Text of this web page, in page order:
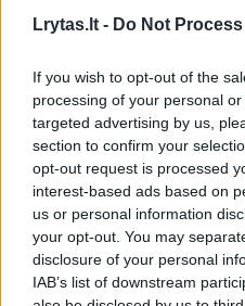
Lrytas.lt - Do Not
If you wish to opt-out of the
processing of your personal
targeted advertising by us,
section to confirm your
opt-out request is processed
interest-based ads based on
us or personal information
your opt-out. You may
disclosure of your personal
IAB’s list of downstream
Išbandykite.
Sumuštiniai su
sėklomis
Reikės:
prancūziško batono
duonos riekelių